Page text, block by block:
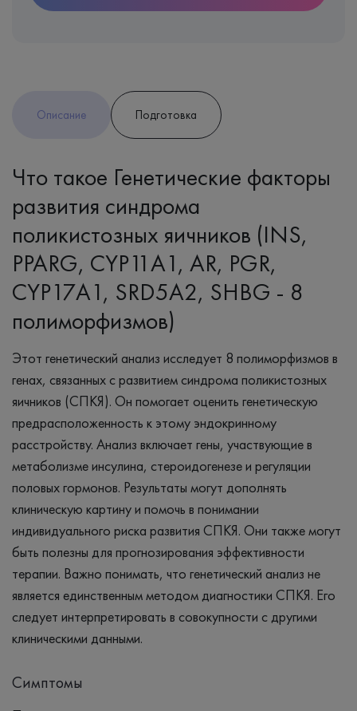
Описание Подготовка
Что такое Генетические факторы
развития синдрома
поликистозных яичников (INS,
PPARG, CYP11A1, AR, PGR,
CYP17A1, SRD5A2, SHBG - 8
полиморфизмов)
Этот генетический анализ исследует 8 полиморфизмов в
генах, связанных с развитием синдрома поликистозных
яичников (СПКЯ). Он помогает оценить генетическую
предрасположенность к этому эндокринному
расстройству. Анализ включает гены, участвующие в
метаболизме инсулина, стероидогенезе и регуляции
половых гормонов. Результаты могут дополнять
клиническую картину и помочь в понимании
индивидуального риска развития СПКЯ. Они также могут
быть полезны для прогнозирования эффективности
терапии. Важно понимать, что генетический анализ не
является единственным методом диагностики СПКЯ. Его
следует интерпретировать в совокупности с другими
клиническими данными.
Симптомы